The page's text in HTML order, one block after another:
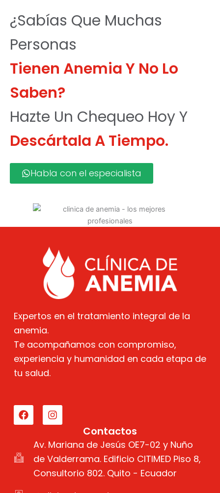
¿Sabías Que Muchas
Personas
Tienen Anemia Y No Lo
Saben?
Hazte Un Chequeo Hoy Y
Descártala A Tiempo.
Habla con el especialista
Expertos en el tratamiento integral de la
anemia.
Te acompañamos con compromiso,
experiencia y humanidad en cada etapa de
tu salud.
a
c
o
n
s
a
g
r
a
m
Contactos
Av. Mariana de Jesús OE7-02 y Nuño
de Valderrama. Edificio CITIMED Piso 8,
Consultorio 802. Quito - Ecuador